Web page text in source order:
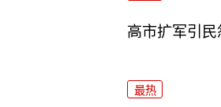
高市扩军引
最热